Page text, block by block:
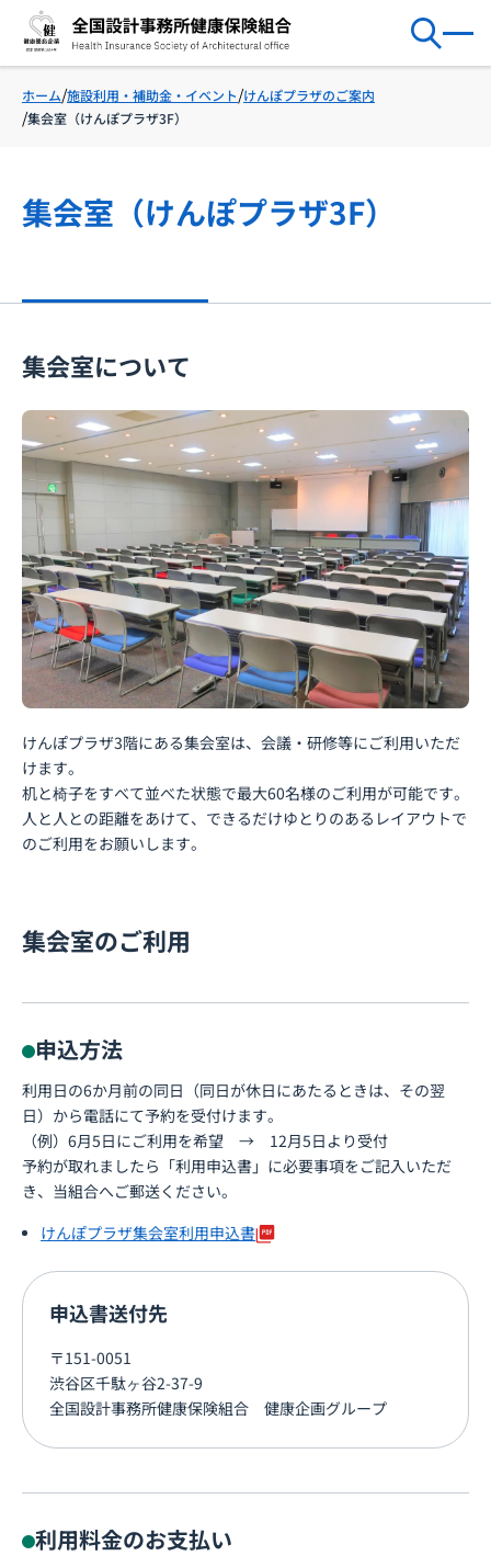
ホーム 施設利用・補助金・イベント けんぽプラザのご案内
集会室（けんぽプラザ3F）
集会室（けんぽプラザ3F）
集会室について
けんぽプラザ3階にある集会室は、会議・研修等にご利用いただ
けます。
机と椅子をすべて並べた状態で最大60名様のご利用が可能です。
人と人との距離をあけて、できるだけゆとりのあるレイアウトで
のご利用をお願いします。
集会室のご利用
申込方法
利用日の6か月前の同日（同日が休日にあたるときは、その翌
日）から電話にて予約を受付けます。
（例）6月5日にご利用を希望 → 12月5日より受付
予約が取れましたら「利用申込書」に必要事項をご記入いただ
き、当組合へご郵送ください。
けんぽプラザ集会室利用申込書
申込書送付先
〒151-0051
渋谷区千駄ヶ谷2-37-9
全国設計事務所健康保険組合 健康企画グループ
利用料金のお支払い